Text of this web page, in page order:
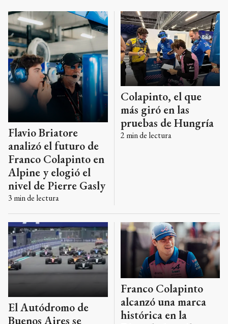
Flavio Briatore
analizó el futuro de
Franco Colapinto en
Alpine y elogió el
nivel de Pierre Gasly
3 min de lectura
Colapinto, el que
más giró en las
pruebas de Hungría
2 min de lectura
El Autódromo de
Buenos Aires se
Franco Colapinto
alcanzó una marca
histórica en la